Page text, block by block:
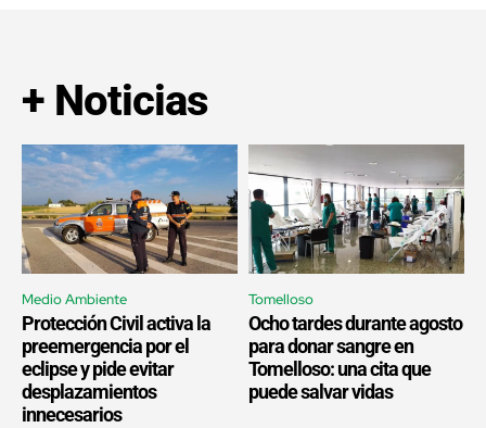
+ Noticias
Medio Ambiente
Protección Civil activa la
preemergencia por el
eclipse y pide evitar
desplazamientos
innecesarios
Tomelloso
Ocho tardes durante agosto
para donar sangre en
Tomelloso: una cita que
puede salvar vidas